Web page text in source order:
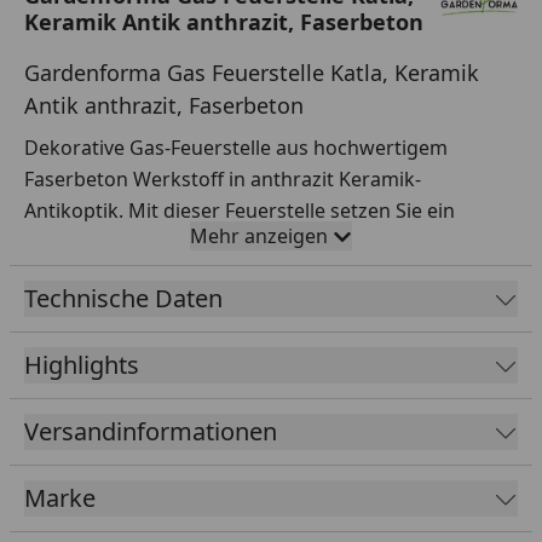
Keramik Antik anthrazit, Faserbeton
Gardenforma Gas Feuerstelle Katla, Keramik
Antik anthrazit, Faserbeton
Dekorative Gas-Feuerstelle aus hochwertigem
Faserbeton Werkstoff in anthrazit Keramik-
Antikoptik. Mit dieser Feuerstelle setzen Sie ein
Highlight in jedem Garten und auf jeder Terrasse.
Zum Zubehör gehören bräunliche Lavasteine, eine
Edelstahl-Brennerschale sowie ein Schutz der
Zündvorrichtung. Die Feuerstelle verfügt über einen
seitlich angebrachten elektronischen Starter und
einen präzisen Regulierer (50 mbar Druckminderer),
so ist ein Höchstmaß an Komfort gewährt.
Zur Inbetriebnahme wird lediglich noch eine externe
Gasquelle benötigt (z.B. 5 kg Gasflasche). Diese lässt
sich in die Feuerstelle integrieren.
Mehr anzeigen
Technische Daten
Highlights
Versandinformationen
Marke